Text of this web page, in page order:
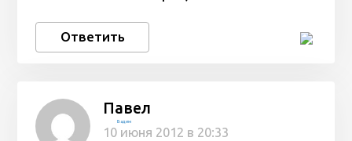
Ответить
Павел
Вадим
10 июня 2012 в 20:33